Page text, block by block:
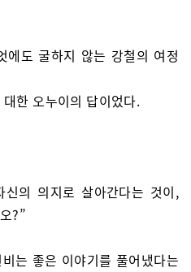
에도 굴하지 않는 강철의 여정
한 오누이의 답이었다.
의 의지로 살아간다는 것이,
?”
는 좋은 이야기를 풀어냈다는